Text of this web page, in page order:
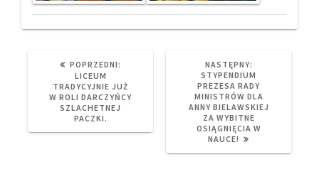
POPRZEDNI:
LICEUM
TRADYCYJNIE JUŻ
W ROLI DARCZYŃCY
SZLACHETNEJ
PACZKI.
NASTĘPNY:
POST:
STYPENDIUM
PREZESA RADY
MINISTRÓW DLA
ANNY BIELAWSKIEJ
ZA WYBITNE
OSIĄGNIĘCIA W
NAUCE!